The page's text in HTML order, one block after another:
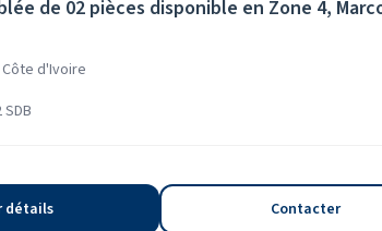
de 02 pièces disponible en Zone 4,
d'Ivoire
SDB
détails Contacter